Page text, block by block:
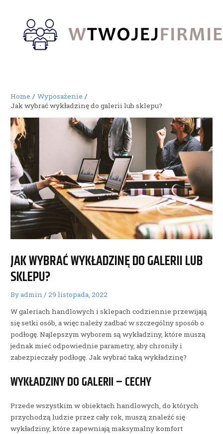
content
Home
Wyposażenie
Jak wybrać wykładzinę do galerii lub sklepu?
JAK WYBRAĆ WYKŁADZINĘ DO GALERII LUB
SKLEPU?
Byadmin /29 listopada, 2022
W galeriach handlowych i sklepach codziennie przewijają
się setki osób, a więc należy zadbać w szczególny sposób o
podłogę. Najlepszym wyborem są wykładziny, które muszą
jednak mieć odpowiednie parametry, aby chroniły i
zabezpieczały podłogę. Jak wybrać taką wykładzinę?
WYKŁADZINY DO GALERII – CECHY
Przede wszystkim w obiektach handlowych, do których
przychodzą ludzie przez cały rok, muszą znaleźć się
wykładziny, które zapewniają maksymalny komfort